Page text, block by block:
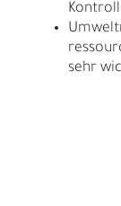
sehr